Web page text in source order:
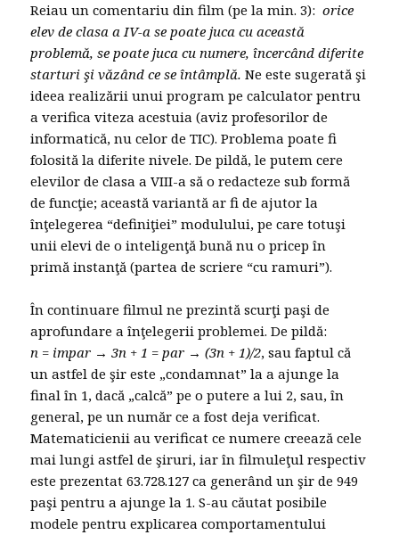
Reiau un comentariu din film (pe la min. 3): orice
elev de clasa a IV-a se poate juca cu această
problemă, se poate juca cu numere, încercând diferite
starturi şi văzând ce se întâmplă. Ne este sugerată şi
ideea realizării unui program pe calculator pentru
a verifica viteza acestuia (aviz profesorilor de
informatică, nu celor de TIC). Problema poate fi
folosită la diferite nivele. De pildă, le putem cere
elevilor de clasa a VIII-a să o redacteze sub formă
de funcţie; această variantă ar fi de ajutor la
înţelegerea “definiţiei” modulului, pe care totuşi
unii elevi de o inteligenţă bună nu o pricep în
primă instanţă (partea de scriere “cu ramuri”).
În continuare filmul ne prezintă scurţi paşi de
aprofundare a înţelegerii problemei. De pildă:
n = impar → 3n + 1 = par → (3n + 1)/2, sau faptul că
un astfel de şir este „condamnat” la a ajunge la
final în 1, dacă „calcă” pe o putere a lui 2, sau, în
general, pe un număr ce a fost deja verificat.
Matematicienii au verificat ce numere creează cele
mai lungi astfel de şiruri, iar în filmuleţul respectiv
este prezentat 63.728.127 ca generând un şir de 949
paşi pentru a ajunge la 1. S-au căutat posibile
modele pentru explicarea comportamentului